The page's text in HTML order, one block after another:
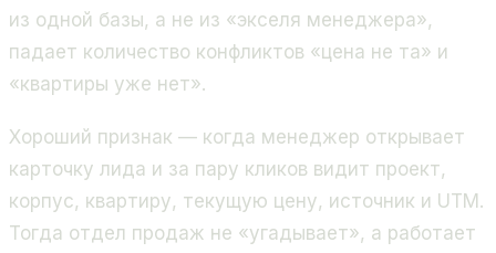
из одной базы, а не из «экселя менеджера»,
падает количество конфликтов «цена не та» и
«квартиры уже нет».
Хороший признак — когда менеджер открывает
карточку лида и за пару кликов видит проект,
корпус, квартиру, текущую цену, источник и UTM.
Тогда отдел продаж не «угадывает», а работает